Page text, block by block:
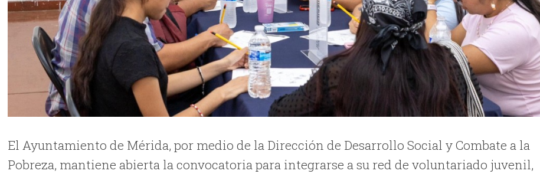
El Ayuntamiento de Mérida, por medio de la Dirección de Desarrollo Social y Combate a la
Pobreza, mantiene abierta la convocatoria para integrarse a su red de voluntariado juvenil,